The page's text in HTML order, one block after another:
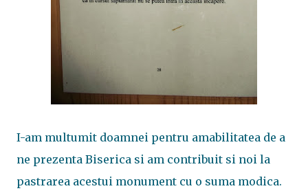
I-am multumit doamnei pentru amabilitatea de a
ne prezenta Biserica si am contribuit si noi la
pastrarea acestui monument cu o suma modica.